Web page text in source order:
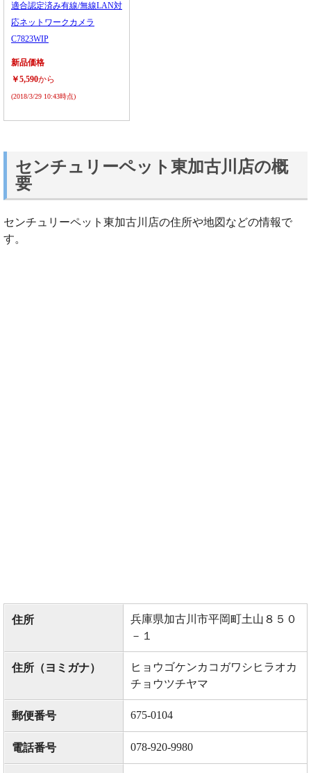
適合認定済み有線/無線LAN対
応ネットワークカメラ
C7823WIP
新品価格
￥5,590から
(2018/3/29 10:43時点)
センチュリーペット東加古川店の概
要
センチュリーペット東加古川店の住所や地図などの情報で
す。
住所
兵庫県加古川市平岡町土山８５０
－１
住所（ヨミガナ）
ヒョウゴケンカコガワシヒラオカ
チョウツチヤマ
郵便番号 675-0104
電話番号 078-920-9980